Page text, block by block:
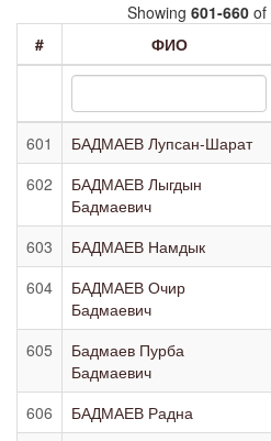
Showing 601-660of
#
ФИО
601 БАДМАЕВ Лупсан-Шарат
602
БАДМАЕВ Лыгдын
Бадмаевич
603 БАДМАЕВ Намдык
604
БАДМАЕВ Очир
Бадмаевич
605
Бадмаев Пурба
Бадмаевич
606 БАДМАЕВ Радна